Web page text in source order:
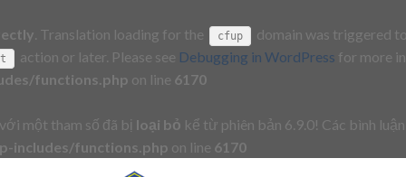
. Translation loading for the cfup
domain was triggered
action or later. Please see Debugging in WordPress for more
functions.php on line 6170
một tham số đã bị loại bỏ kể từ phiên bản 6.9.0! Các bình
includes/functions.php on line 6170